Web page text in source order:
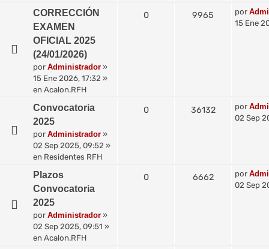
CORRECCIÓN
EXAMEN
OFICIAL 2025
(24/01/2026)
por Administrador »
15 Ene 2026, 17:32 »
en Acalon.RFH
0 9965 por
15 Ene
Convocatoria
2025
por Administrador »
02 Sep 2025, 09:52 »
en Residentes RFH
0 36132 por
02 Sep
Plazos
Convocatoria
2025
por Administrador »
02 Sep 2025, 09:51 »
en Acalon.RFH
0 6662 por
02 Sep